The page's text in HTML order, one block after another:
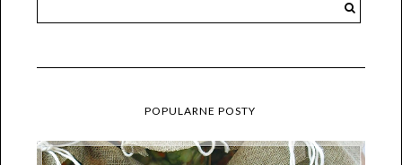
POPULARNE POSTY